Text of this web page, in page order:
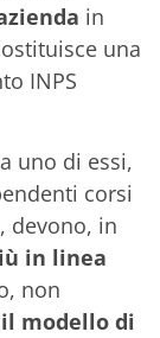
in
una
INPS
uno di essi,
corsi
devono, in
in linea
non
modello di